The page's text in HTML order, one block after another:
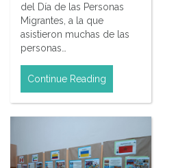
del Día de las Personas
Migrantes, a la que
asistieron muchas de las
personas…
Continue Reading